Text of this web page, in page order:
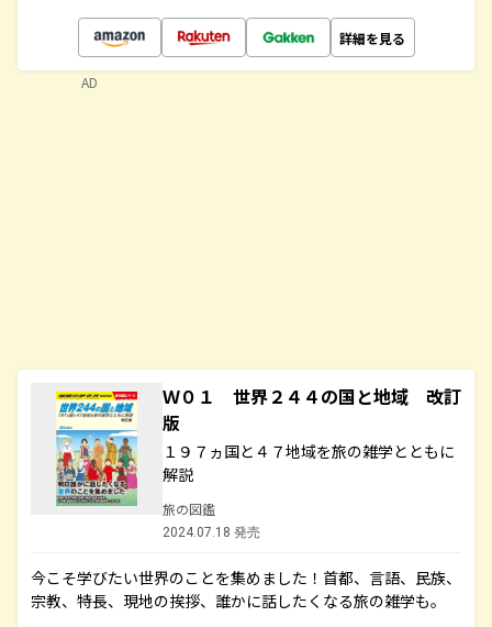
詳細を見る
Ｗ０１ 世界２４４の国と地域 改訂
版
１９７ヵ国と４７地域を旅の雑学とともに
解説
旅の図鑑
2024.07.18 発売
今こそ学びたい世界のことを集めました！首都、言語、民族、
宗教、特長、現地の挨拶、誰かに話したくなる旅の雑学も。
AD